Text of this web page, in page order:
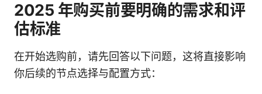
2025 年购买前要明确的需求和评
估标准
在开始选购前，请先回答以下问题，这将直接影响
你后续的节点选择与配置方式：